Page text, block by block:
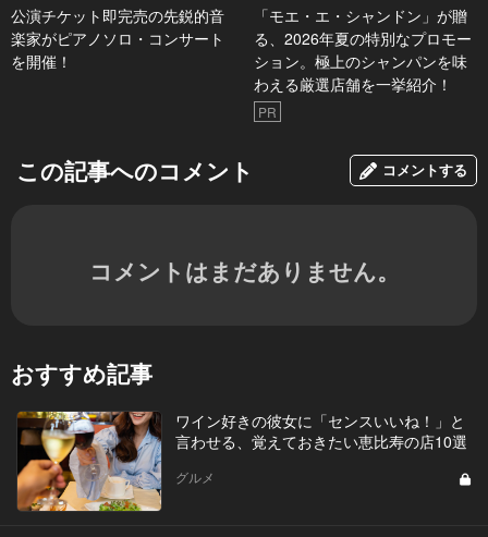
公演チケット即完売の先鋭的音
楽家がピアノソロ・コンサート
を開催！
「モエ・エ・シャンドン」が贈
る、2026年夏の特別なプロモー
ション。極上のシャンパンを味
わえる厳選店舗を一挙紹介！
PR
この記事へのコメント コメントする
コメントはまだありません。
おすすめ記事
ワイン好きの彼女に「センスいいね！」と
言わせる、覚えておきたい恵比寿の店10選
グルメ